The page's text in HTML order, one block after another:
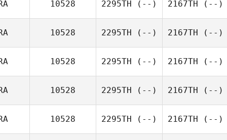
10528 2295TH (--) 2167TH (--)
10528 2295TH (--) 2167TH (--)
10528 2295TH (--) 2167TH (--)
10528 2295TH (--) 2167TH (--)
10528 2295TH (--) 2167TH (--)